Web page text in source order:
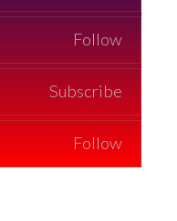
Follow
Subscribe
Follow